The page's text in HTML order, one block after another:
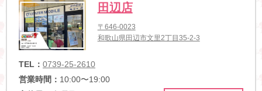
田辺店
〒646-0023
和歌山県田辺市文里2丁目35-2-3
TEL： 0739-25-2610
営業時間： 10:00〜19:00